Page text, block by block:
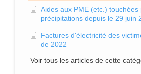
Aides aux PME (etc.)
précipitations depuis le 29 juin
Factures d'électricité des
de 2022
Voir tous les articles de cette